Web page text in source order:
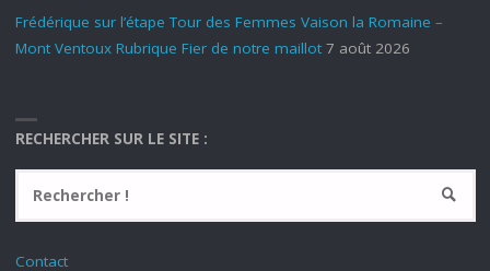
Frédérique sur l’étape Tour des Femmes Vaison la Romaine –
Mont Ventoux Rubrique Fier de notre maillot 7 août 2026
RECHERCHER SUR LE SITE :
Contact